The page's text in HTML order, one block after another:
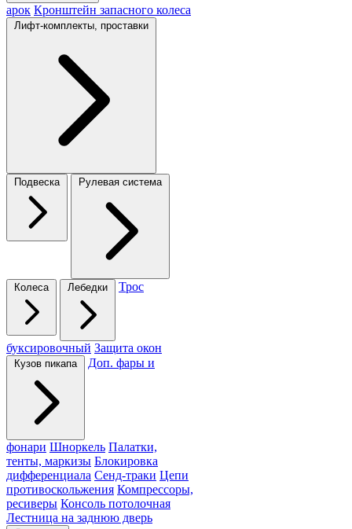
арок Кронштейн запасного колеса
Лифт-комплекты, проставки
Подвеска Рулевая система
Колеса Лебедки Трос
буксировочный Защита окон
Кузов пикапа Доп. фары и
фонари Шноркель Палатки,
тенты, маркизы Блокировка
дифференциала Сенд-траки Цепи
противоскольжения Компрессоры,
ресиверы Консоль потолочная
Лестница на заднюю дверь